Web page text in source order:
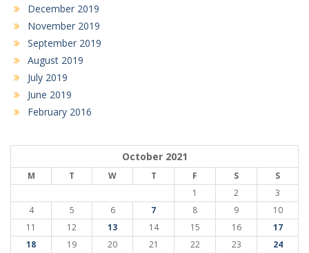
December 2019
November 2019
September 2019
August 2019
July 2019
June 2019
February 2016
October 2021
M T W T F S
S
1
2
3
4
5 6 7 8 9
10
11
12 13 14 15 16
17
18
19 20 21 22 23
24